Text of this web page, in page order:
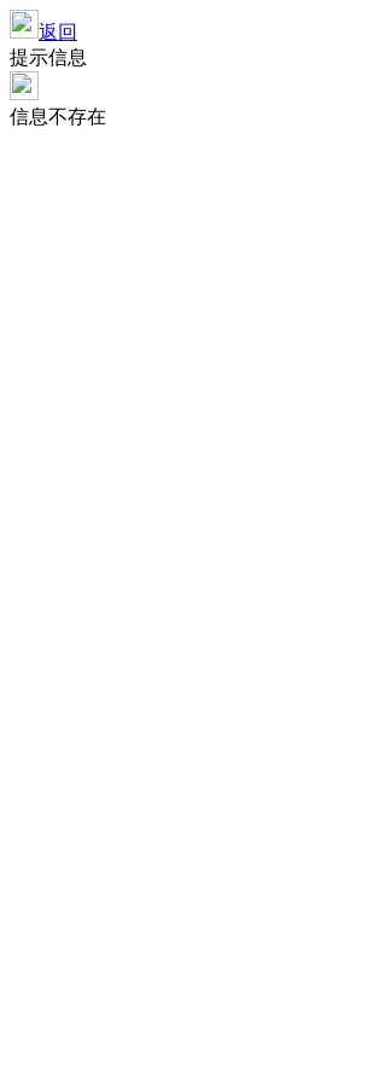
返回
提示信息
信息不存在